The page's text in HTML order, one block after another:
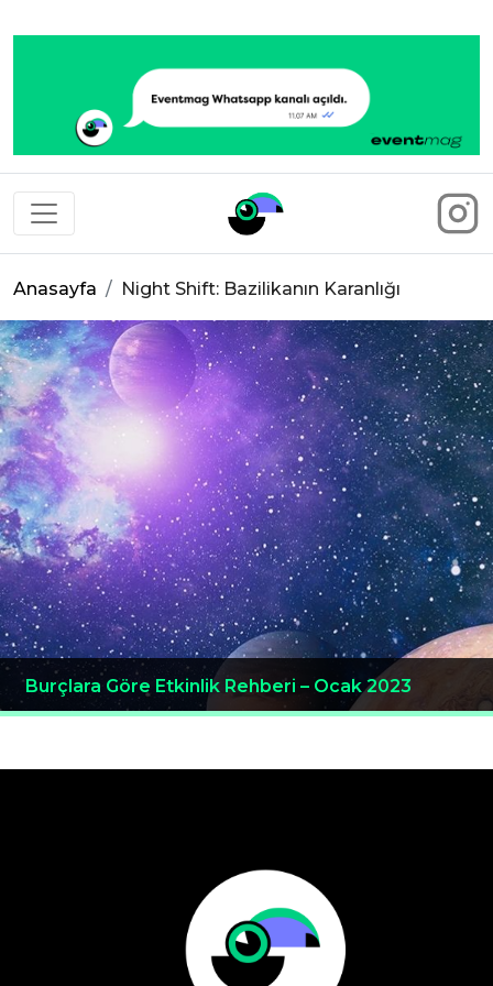
Eventmag
Anasayfa Night Shift: Bazilikanın Karanlığı
Burçlara Göre Etkinlik Rehberi – Ocak 2023